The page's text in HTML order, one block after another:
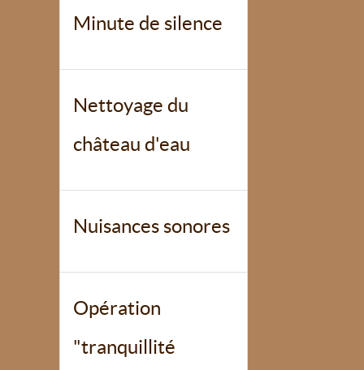
Minute de silence
Nettoyage du
château d'eau
Nuisances sonores
Opération
"tranquillité